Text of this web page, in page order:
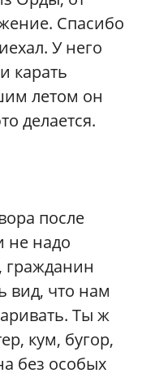
Спасибо
У него
карать
летом он
делается.
после
не надо
гражданин
вид, что нам
Ты ж
кум, бугор,
без особых